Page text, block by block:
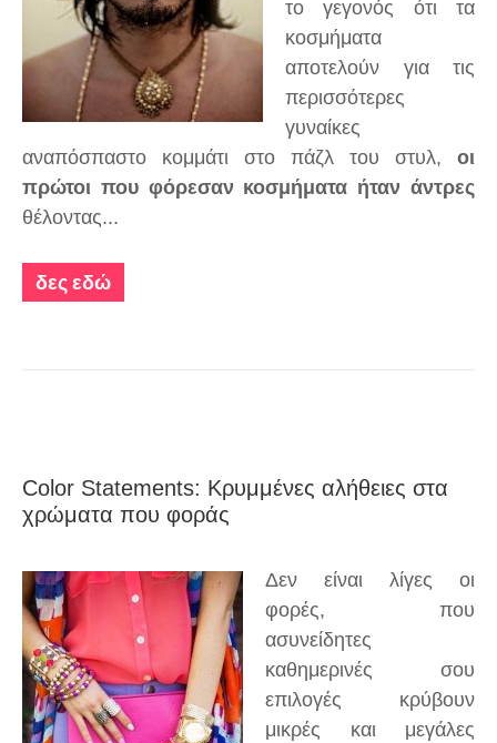
το γεγονός ότι τα
κοσμήματα
αποτελούν για τις
περισσότερες
γυναίκες
αναπόσπαστο κομμάτι στο πάζλ του στυλ, οι
πρώτοι που φόρεσαν κοσμήματα ήταν άντρες
θέλοντας...
δες εδώ
Color Statements: Κρυμμένες αλήθειες στα
χρώματα που φοράς
Δεν είναι λίγες οι
φορές, που
ασυνείδητες
καθημερινές σου
επιλογές κρύβουν
μικρές και μεγάλες